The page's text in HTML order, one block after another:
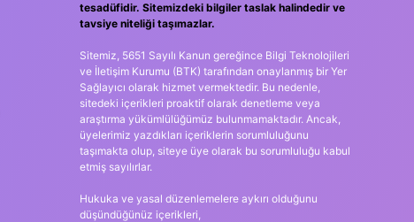
tesadüfidir. Sitemizdeki bilgiler taslak halindedir ve
tavsiye niteliği taşımazlar.
Sitemiz, 5651 Sayılı Kanun gereğince Bilgi Teknolojileri
ve İletişim Kurumu (BTK) tarafından onaylanmış bir Yer
Sağlayıcı olarak hizmet vermektedir. Bu nedenle,
sitedeki içerikleri proaktif olarak denetleme veya
araştırma yükümlülüğümüz bulunmamaktadır. Ancak,
üyelerimiz yazdıkları içeriklerin sorumluluğunu
taşımakta olup, siteye üye olarak bu sorumluluğu kabul
etmiş sayılırlar.
Hukuka ve yasal düzenlemelere aykırı olduğunu
düşündüğünüz içerikleri,